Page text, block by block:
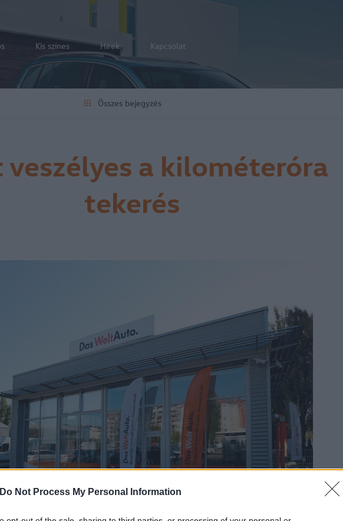
Do Not Process My Personal Information
Kis színes Hírek Kapcsolat
Összes bejegyzés
veszélyes a kilométeróra
tekerés